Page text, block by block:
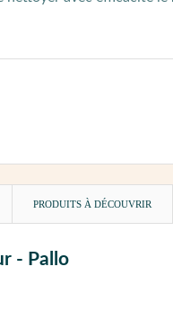
PRODUITS À DÉCOUVRIR
- Pallo